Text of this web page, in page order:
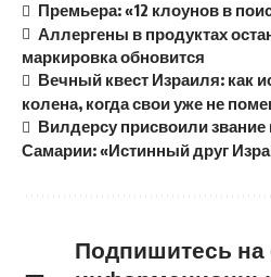
Премьера: «12 клоунов в
Аллергены в продуктах
маркировка обновится
Вечный квест Израиля: как
колена, когда свои уже не
Вилдерсу присвоили звание
Самарии: «Истинный друг
Подпишитесь